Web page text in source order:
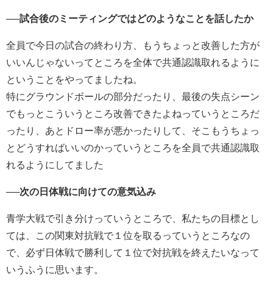
──試合後のミーティングではどのようなことを話したか
全員で今日の試合の終わり方、もうちょっと改善した方が
いいんじゃないってところを全体で共通認識取れるように
ということをやってましたね。
特にグラウンドボールの部分だったり、最後の失点シーン
でもっとこういうところ改善できたよねっていうところだ
ったり、あとドロー率が悪かったりして、そこもうちょっ
とどうすればいいのかっていうところを全員で共通認識取
れるようにしてました
──次の日体戦に向けての意気込み
青学大戦で引き分けっていうところで、私たちの目標とし
ては、この関東対抗戦で１位を取るっていうところなの
で、必ず日体戦で勝利して１位で対抗戦を終えたいなって
いうふうに思います。